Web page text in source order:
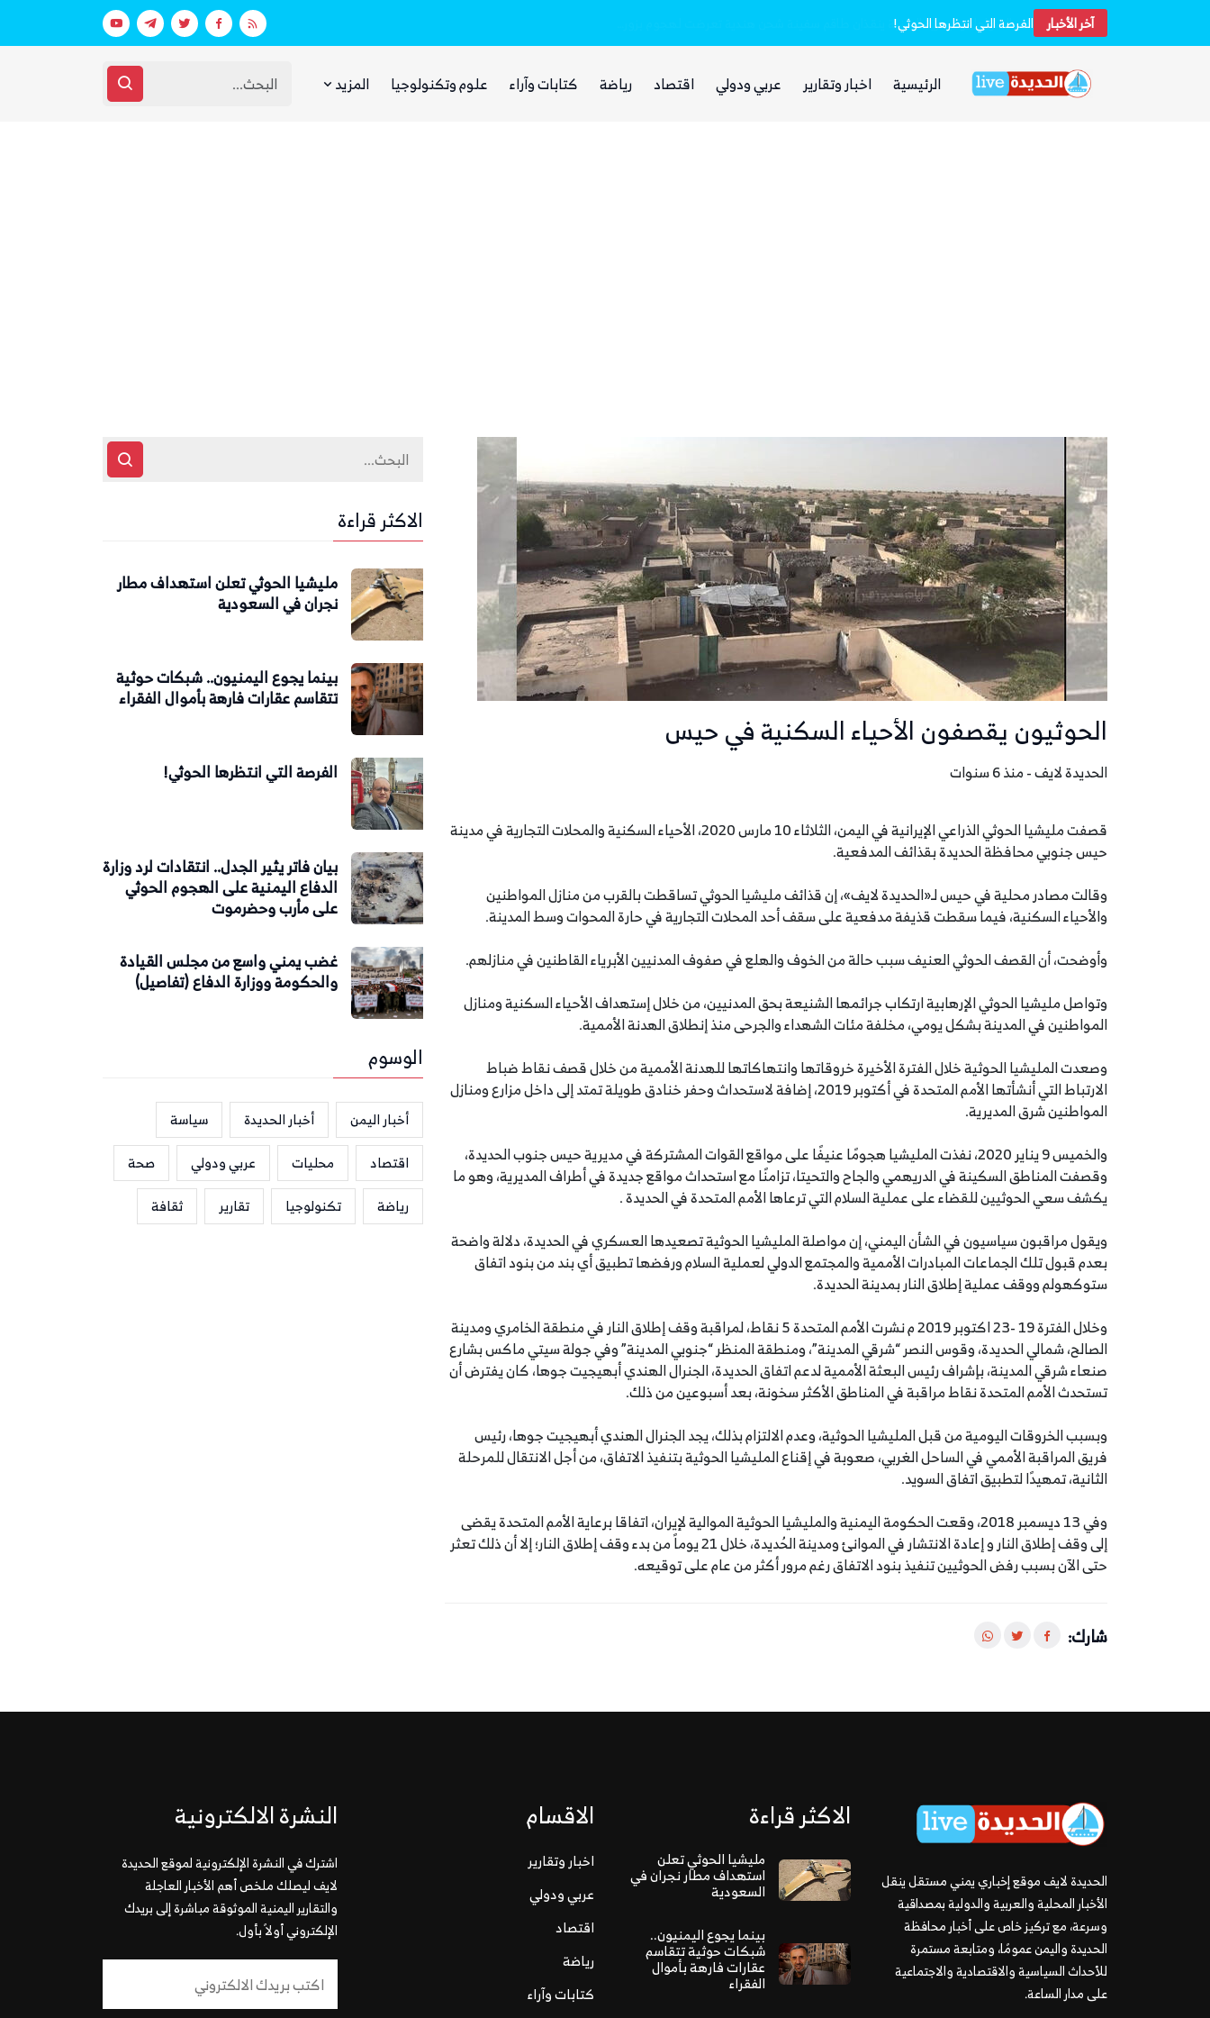
آخر الأخبار الفرصة التي انتظرها الحوثي! بينما يجوع اليمنيون.. شبكات حوثية تتقاسم عقارات فارهة بأموال الفقراء غضب يمني واسع من مجلس القيادة
الرئيسية اخبار وتقارير عربي ودولي اقتصاد رياضة كتابات وآراء علوم وتكنولوجيا المزيد
الحوثيون يقصفون الأحياء السكنية في حيس
الحديدة لايف - منذ 6 سنوات
قصفت مليشيا الحوثي الذراعي الإيرانية في اليمن، الثلاثاء 10 مارس 2020، الأحياء السكنية والمحلات التجارية في مدينة
حيس جنوبي محافظة الحديدة بقذائف المدفعية.
وقالت مصادر محلية في حيس لـ«الحديدة لايف»، إن قذائف مليشيا الحوثي تساقطت بالقرب من منازل المواطنين
والأحياء السكنية، فيما سقطت قذيفة مدفعية على سقف أحد المحلات التجارية في حارة المحوات وسط المدينة.
وأوضحت، أن القصف الحوثي العنيف سبب حالة من الخوف والهلع في صفوف المدنيين الأبرياء القاطنين في منازلهم.
وتواصل مليشيا الحوثي الإرهابية ارتكاب جرائمها الشنيعة بحق المدنيين، من خلال إستهداف الأحياء السكنية ومنازل
المواطنين في المدينة بشكل يومي، مخلفة مئات الشهداء والجرحى منذ إنطلاق الهدنة الأممية.
وصعدت المليشيا الحوثية خلال الفترة الأخيرة خروقاتها وانتهاكاتها للهدنة الأممية من خلال قصف نقاط ضباط
الارتباط التي أنشأتها الأمم المتحدة في أكتوبر 2019، إضافة لاستحداث وحفر خنادق طويلة تمتد إلى داخل مزارع ومنازل
المواطنين شرق المديرية.
والخميس 9 يناير 2020، نفذت المليشيا هجومًا عنيفًا على مواقع القوات المشتركة في مديرية حيس جنوب الحديدة،
وقصفت المناطق السكينة في الدريهمي والجاح والتحيتا، تزامنًا مع استحداث مواقع جديدة في أطراف المديرية، وهو ما
يكشف سعي الحوثيين للقضاء على عملية السلام التي ترعاها الأمم المتحدة في الحديدة .
ويقول مراقبون سياسيون في الشأن اليمني، إن مواصلة المليشيا الحوثية تصعيدها العسكري في الحديدة، دلالة واضحة
بعدم قبول تلك الجماعات المبادرات الأممية والمجتمع الدولي لعملية السلام ورفضها تطبيق أي بند من بنود اتفاق
ستوكهولم ووقف عملية إطلاق النار بمدينة الحديدة.
وخلال الفترة 19 -23 اكتوبر 2019 م نشرت الأمم المتحدة 5 نقاط، لمراقبة وقف إطلاق النار في منطقة الخامري ومدينة
الصالح، شمالي الحديدة، وقوس النصر “شرقي المدينة”، ‎ومنطقة المنظر “جنوبي المدينة” وفي جولة سيتي ماكس بشارع
صنعاء شرقي المدينة، بإشراف رئيس البعثة الأممية لدعم اتفاق الحديدة، الجنرال الهندي أبهيجيت جوها، كان يفترض أن
تستحدث الأمم المتحدة نقاط مراقبة في المناطق الأكثر سخونة، بعد أسبوعين من ذلك.
وبسبب الخروقات اليومية من قبل المليشيا الحوثية، وعدم الالتزام بذلك، يجد الجنرال الهندي أبهيجيت جوها، رئيس
فريق المراقبة الأممي في الساحل الغربي، صعوبة في إقناع المليشيا الحوثية بتنفيذ الاتفاق، من أجل الانتقال للمرحلة
الثانية، تمهيدًا لتطبيق اتفاق السويد.
وفي 13 ديسمبر 2018، وقعت الحكومة اليمنية والمليشيا الحوثية الموالية لإيران، اتفاقا برعاية الأمم المتحدة يقضى
إلى وقف إطلاق النار و إعادة الانتشار في الموانئ ومدينة الحُديدة، خلال 21 يوماً من بدء وقف إطلاق النار؛ إلا أن ذلك تعثر
حتى الآن بسبب رفض الحوثيين تنفيذ بنود الاتفاق رغم مرور أكثر من عام على توقيعه.
شارك:
الاكثر قراءة
مليشيا الحوثي تعلن استهداف مطار
نجران في السعودية
بينما يجوع اليمنيون.. شبكات حوثية
تتقاسم عقارات فارهة بأموال الفقراء
الفرصة التي انتظرها الحوثي!
بيان فاتر يثير الجدل.. انتقادات لرد وزارة
الدفاع اليمنية على الهجوم الحوثي
على مأرب وحضرموت
غضب يمني واسع من مجلس القيادة
والحكومة ووزارة الدفاع (تفاصيل)
الوسوم
أخبار اليمن أخبار الحديدة
سياسة
اقتصاد
محليات عربي ودولي
صحة
رياضة
تكنولوجيا تقارير ثقافة
الحديدة لايف موقع إخباري يمني مستقل ينقل
الأخبار المحلية والعربية والدولية بمصداقية
وسرعة، مع تركيز خاص على أخبار محافظة
الحديدة واليمن عمومًا، ومتابعة مستمرة
للأحداث السياسية والاقتصادية والاجتماعية
على مدار الساعة.
الاكثر قراءة
مليشيا الحوثي تعلن
استهداف مطار نجران في
السعودية
بينما يجوع اليمنيون..
شبكات حوثية تتقاسم
عقارات فارهة بأموال
الفقراء
الاقسام
اخبار وتقارير
عربي ودولي
اقتصاد
رياضة
كتابات وآراء
النشرة الالكترونية
اشترك في النشرة الإلكترونية لموقع الحديدة
لايف ليصلك ملخص أهم الأخبار العاجلة
والتقارير اليمنية الموثوقة مباشرة إلى بريدك
الإلكتروني أولاً بأول.